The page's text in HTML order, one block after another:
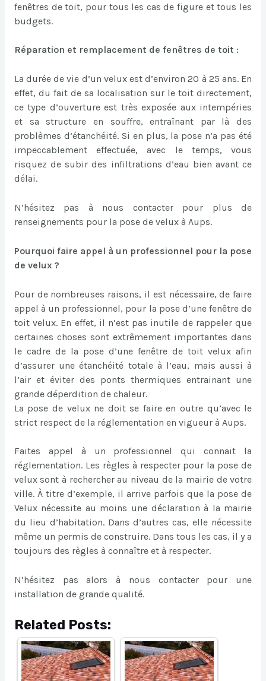
fenêtres de toit, pour tous les cas de figure et tous les
budgets.
Réparation et remplacement de fenêtres de toit :
La durée de vie d’un velux est d’environ 20 à 25 ans. En
effet, du fait de sa localisation sur le toit directement,
ce type d’ouverture est très exposée aux intempéries
et sa structure en souffre, entraînant par là des
problèmes d’étanchéité. Si en plus, la pose n’a pas été
impeccablement effectuée, avec le temps, vous
risquez de subir des infiltrations d’eau bien avant ce
délai.
N’hésitez pas à nous contacter pour plus de
renseignements pour la pose de velux à Aups.
Pourquoi faire appel à un professionnel pour la pose
de velux ?
Pour de nombreuses raisons, il est nécessaire, de faire
appel à un professionnel, pour la pose d’une fenêtre de
toit velux. En effet, il n’est pas inutile de rappeler que
certaines choses sont extrêmement importantes dans
le cadre de la pose d’une fenêtre de toit velux afin
d’assurer une étanchéité totale à l’eau, mais aussi à
l’air et éviter des ponts thermiques entrainant une
grande déperdition de chaleur.
La pose de velux ne doit se faire en outre qu’avec le
strict respect de la réglementation en vigueur à Aups.
Faites appel à un professionnel qui connait la
réglementation. Les règles à respecter pour la pose de
velux sont à rechercher au niveau de la mairie de votre
ville. À titre d’exemple, il arrive parfois que la pose de
Velux nécessite au moins une déclaration à la mairie
du lieu d’habitation. Dans d’autres cas, elle nécessite
même un permis de construire. Dans tous les cas, il y a
toujours des règles à connaître et à respecter.
N’hésitez pas alors à nous contacter pour une
installation de grande qualité.
Related Posts: